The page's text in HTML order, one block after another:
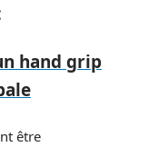
hand grip
être